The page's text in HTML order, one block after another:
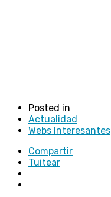
Posted in
Actualidad
Webs Interesantes
Compartir
Tuitear